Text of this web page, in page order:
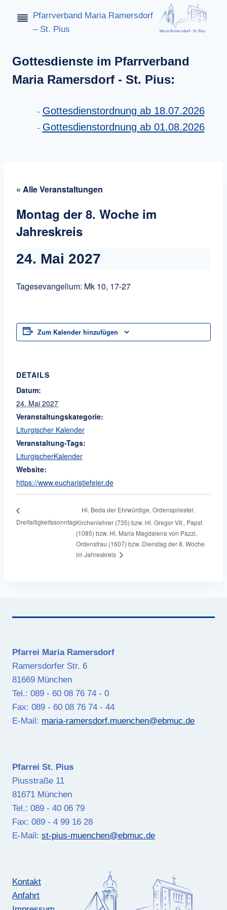
Inhalt
Pfarrverband Maria Ramersdorf
– St. Pius
Gottesdienste im Pfarrverband
Maria Ramersdorf - St. Pius:
Gottesdienstordnung ab 18.07.2026
Gottesdienstordnung ab 01.08.2026
« Alle Veranstaltungen
Montag der 8. Woche im
Jahreskreis
24. Mai 2027
Tagesevangelium: Mk 10, 17-27
Zum Kalender hinzufügen
DETAILS
Datum:
24. Mai 2027
Veranstaltungskategorie:
Liturgischer Kalender
Veranstaltung-Tags:
LiturgischerKalender
Website:
https://www.eucharistiefeier.de
Dreifaltigkeitssonntag
Hl. Beda der Ehrwürdige, Ordenspriester,
Kirchenlehrer (735) bzw. Hl. Gregor VII., Papst
(1085) bzw. Hl. Maria Magdalena von Pazzi,
Ordensfrau (1607) bzw. Dienstag der 8. Woche
im Jahreskreis
Pfarrei Maria Ramersdorf
Ramersdorfer Str. 6
81669 München
Tel.: 089 - 60 08 76 74 - 0
Fax: 089 - 60 08 76 74 - 44
E-Mail: maria-ramersdorf.muenchen@ebmuc.de
Pfarrei St. Pius
Piusstraße 11
81671 München
Tel.: 089 - 40 06 79
Fax: 089 - 4 99 16 28
E-Mail: st-pius-muenchen@ebmuc.de
Kontakt
Anfahrt